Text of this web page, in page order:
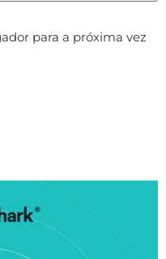
para a próxima vez